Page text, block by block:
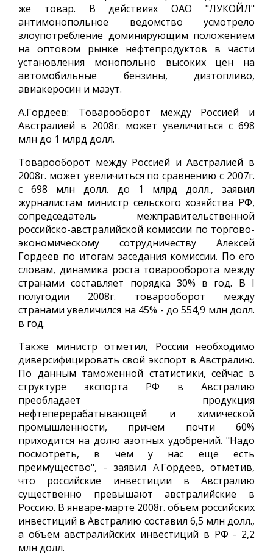
же товар. В действиях ОАО "ЛУКОЙЛ"
антимонопольное ведомство усмотрело
злоупотребление доминирующим положением
на оптовом рынке нефтепродуктов в части
установления монопольно высоких цен на
автомобильные бензины, дизтопливо,
авиакеросин и мазут.
А.Гордеев: Товарооборот между Россией и
Австралией в 2008г. может увеличиться с 698
млн до 1 млрд долл.
Товарооборот между Россией и Австралией в
2008г. может увеличиться по сравнению с 2007г.
с 698 млн долл. до 1 млрд долл., заявил
журналистам министр сельского хозяйства РФ,
сопредседатель межправительственной
российско-австралийской комиссии по торгово-
экономическому сотрудничеству Алексей
Гордеев по итогам заседания комиссии. По его
словам, динамика роста товарооборота между
странами составляет порядка 30% в год. В I
полугодии 2008г. товарооборот между
странами увеличился на 45% - до 554,9 млн долл.
в год.
Также министр отметил, России необходимо
диверсифицировать свой экспорт в Австралию.
По данным таможенной статистики, сейчас в
структуре экспорта РФ в Австралию
преобладает продукция
нефтеперерабатывающей и химической
промышленности, причем почти 60%
приходится на долю азотных удобрений. "Надо
посмотреть, в чем у нас еще есть
преимущество", - заявил А.Гордеев, отметив,
что российские инвестиции в Австралию
существенно превышают австралийские в
Россию. В январе-марте 2008г. объем российских
инвестиций в Австралию составил 6,5 млн долл.,
а объем австралийских инвестиций в РФ - 2,2
млн долл.